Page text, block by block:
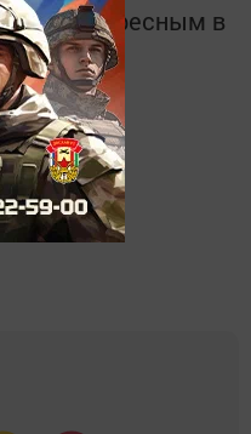
и интересным в
в
MАХ: